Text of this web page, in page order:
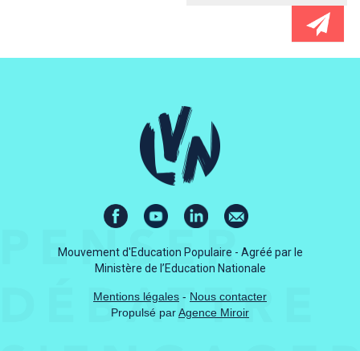
Mouvement d'Education Populaire - Agréé par le
Ministère de l’Education Nationale
Mentions légales - Nous contacter
Propulsé parAgence Miroir